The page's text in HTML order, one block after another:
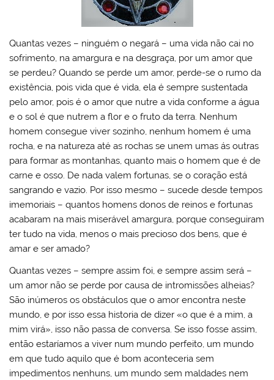
Quantas vezes – ninguém o negará – uma vida não cai no
sofrimento, na amargura e na desgraça, por um amor que
se perdeu? Quando se perde um amor, perde-se o rumo da
existência, pois vida que é vida, ela é sempre sustentada
pelo amor, pois é o amor que nutre a vida conforme a água
e o sol é que nutrem a flor e o fruto da terra. Nenhum
homem consegue viver sozinho, nenhum homem é uma
rocha, e na natureza até as rochas se unem umas ás outras
para formar as montanhas, quanto mais o homem que é de
carne e osso. De nada valem fortunas, se o coração está
sangrando e vazio. Por isso mesmo – sucede desde tempos
imemoriais – quantos homens donos de reinos e fortunas
acabaram na mais miserável amargura, porque conseguiram
ter tudo na vida, menos o mais precioso dos bens, que é
amar e ser amado?
Quantas vezes – sempre assim foi, e sempre assim será –
um amor não se perde por causa de intromissões alheias?
São inúmeros os obstáculos que o amor encontra neste
mundo, e por isso essa historia de dizer «o que é a mim, a
mim virá», isso não passa de conversa. Se isso fosse assim,
então estaríamos a viver num mundo perfeito, um mundo
em que tudo aquilo que é bom aconteceria sem
impedimentos nenhuns, um mundo sem maldades nem